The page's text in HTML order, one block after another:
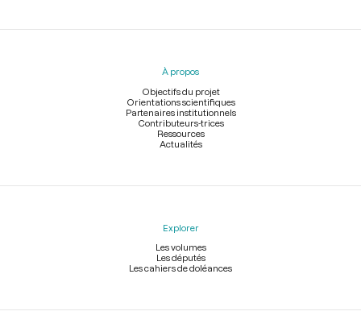
Menu
À propos
Objectifs du projet
Orientations scientifiques
Partenaires institutionnels
Contributeurs-trices
Ressources
Actualités
Explorer
Les volumes
Les députés
Les cahiers de doléances